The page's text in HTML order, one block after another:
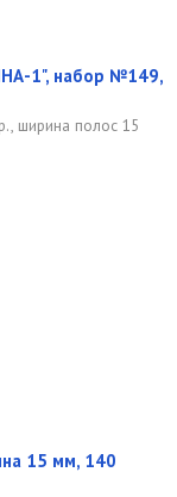
1", набор №149,
ширина полос 15
15 мм, 140